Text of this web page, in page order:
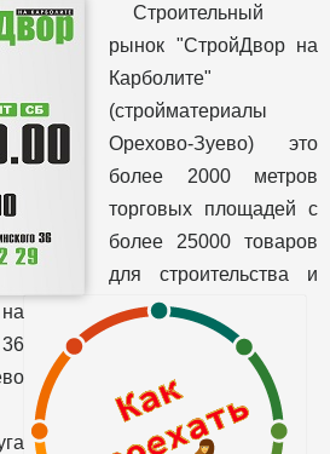
Строительный
рынок "СтройДвор на
Карболите"
(стройматериалы
Орехово-Зуево) это
более 2000 метров
торговых площадей с
более 25000 товаров
для строительства и